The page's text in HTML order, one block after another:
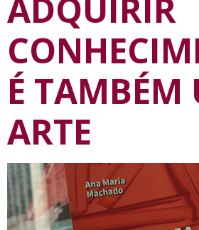
ADQUIRIR
É TAMBÉM
ARTE